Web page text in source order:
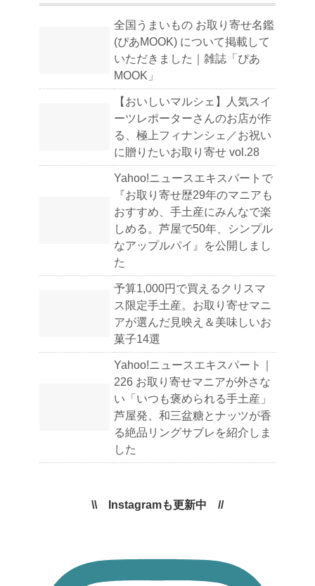
全国うまいもの お取り寄せ名鑑
(ぴあMOOK) について掲載して
いただきました｜雑誌「ぴあ
MOOK」
【おいしいマルシェ】人気スイ
ーツレポーターさんのお店が作
る、極上フィナンシェ／お祝い
に贈りたいお取り寄せ vol.28
Yahoo!ニュースエキスパートで
『お取り寄せ歴29年のマニアも
おすすめ、手土産にみんなで楽
しめる。芦屋で50年、シンプル
なアップルパイ』を公開しまし
た
予算1,000円で買えるクリスマ
ス限定手土産。お取り寄せマニ
アが選んだ見映え＆美味しいお
菓子14選
Yahoo!ニュースエキスパート｜
226 お取り寄せマニアが外さな
い「いつも褒められる手土産」
芦屋発、和三盆糖とナッツが香
る絶品リングサブレを紹介しま
した
\\ Instagramも更新中 //